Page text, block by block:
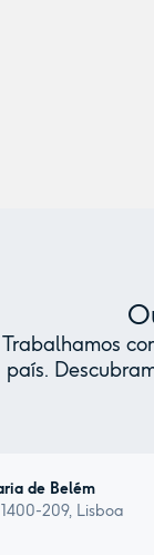
Trabalhamos
país.
de Belém
209, Lisboa